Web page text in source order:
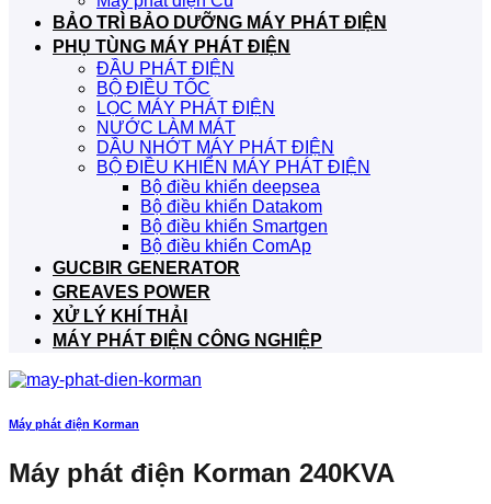
BẢO TRÌ BẢO DƯỠNG MÁY PHÁT ĐIỆN
PHỤ TÙNG MÁY PHÁT ĐIỆN
ĐẦU PHÁT ĐIỆN
BỘ ĐIỀU TỐC
LỌC MÁY PHÁT ĐIỆN
NƯỚC LÀM MÁT
DẦU NHỚT MÁY PHÁT ĐIỆN
BỘ ĐIỀU KHIỂN MÁY PHÁT ĐIỆN
Bộ điều khiển deepsea
Bộ điều khiển Datakom
Bộ điều khiển Smartgen
Bộ điều khiển ComAp
GUCBIR GENERATOR
GREAVES POWER
XỬ LÝ KHÍ THẢI
MÁY PHÁT ĐIỆN CÔNG NGHIỆP
Máy phát điện Korman
Máy phát điện Korman 240KVA